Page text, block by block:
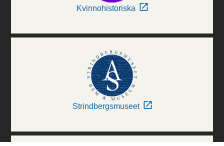
Kvinnohistoriska
Strindbergsmuseet